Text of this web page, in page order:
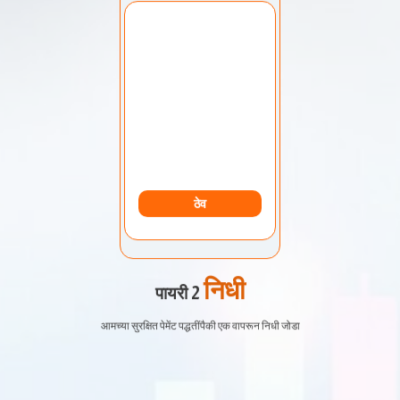
ठेव
पायरी 2निधी
आमच्या सुरक्षित पेमेंट पद्धतींपैकी एक वापरून निधी जोडा